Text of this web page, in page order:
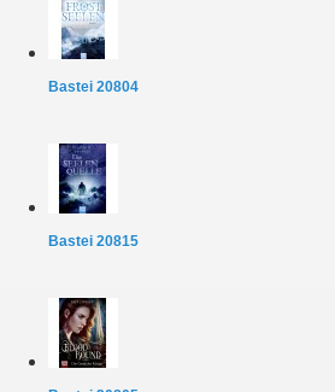
Bastei 20804
Bastei 20815